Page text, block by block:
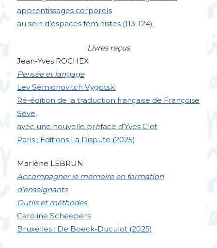
apprentissages corporels
au sein d’espaces féministes (113-124)
Livres reçus
Jean-Yves ROCHEX
Pensée et langage
Lev Sémionovitch Vygotski
Ré-édition de la traduction française de Françoise
Sève,
avec une nouvelle préface d’Yves Clot
Paris : Éditions La Dispute (2025)
Marlène LEBRUN
Accompagner le mémoire en formation
d’enseignants
Outils et méthodes
Caroline Scheepers
Bruxelles : De Boeck-Duculot (2025)